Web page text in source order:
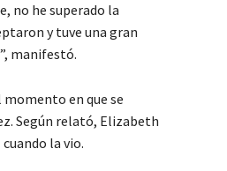
no he superado la
y tuve una gran
manifestó.
momento en que se
Según relató, Elizabeth
la vio.